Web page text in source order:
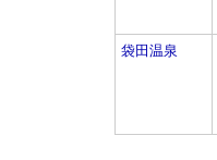
袋田温泉